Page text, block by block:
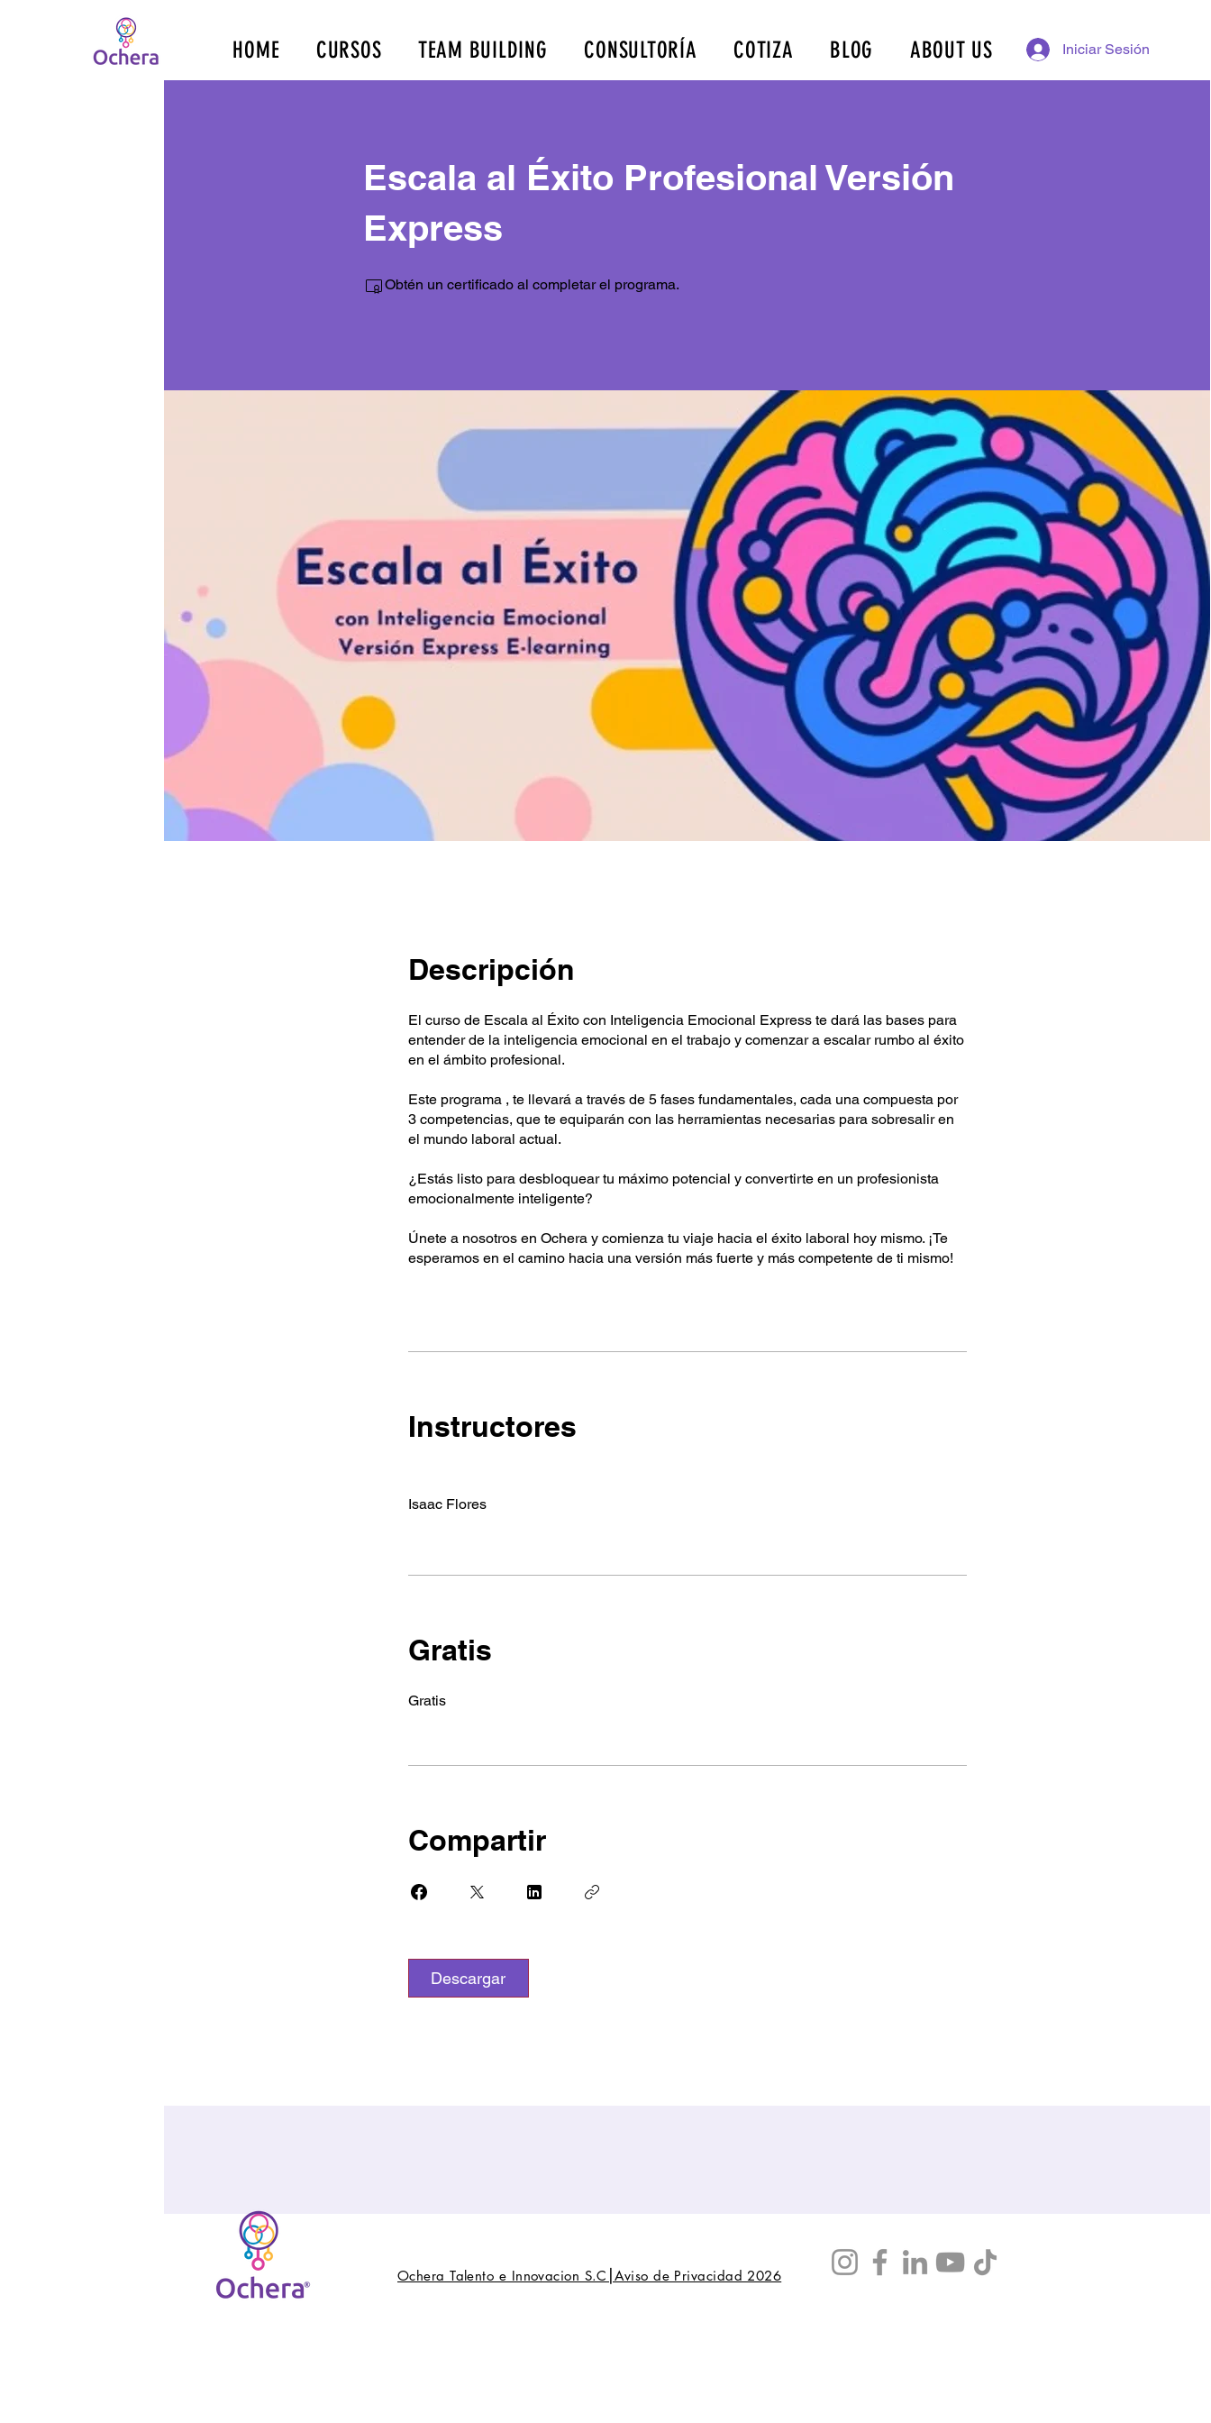
HOME CURSOS TEAM BUILDING CONSULTORÍA COTIZA BLOG ABOUT US Iniciar Sesión
Escala al Éxito Profesional Versión
Express
Obtén un certificado al completar el programa.
Descripción
El curso de Escala al Éxito con Inteligencia Emocional Express te dará las bases para
entender de la inteligencia emocional en el trabajo y comenzar a escalar rumbo al éxito
en el ámbito profesional.
Este programa , te llevará a través de 5 fases fundamentales, cada una compuesta por
3 competencias, que te equiparán con las herramientas necesarias para sobresalir en
el mundo laboral actual.
¿Estás listo para desbloquear tu máximo potencial y convertirte en un profesionista
emocionalmente inteligente?
Únete a nosotros en Ochera y comienza tu viaje hacia el éxito laboral hoy mismo. ¡Te
esperamos en el camino hacia una versión más fuerte y más competente de ti mismo!
Instructores
Isaac Flores
Gratis
Gratis
Compartir
Descargar
Ochera Talento e Innovacion S.C⎮Aviso de Privacidad 2026